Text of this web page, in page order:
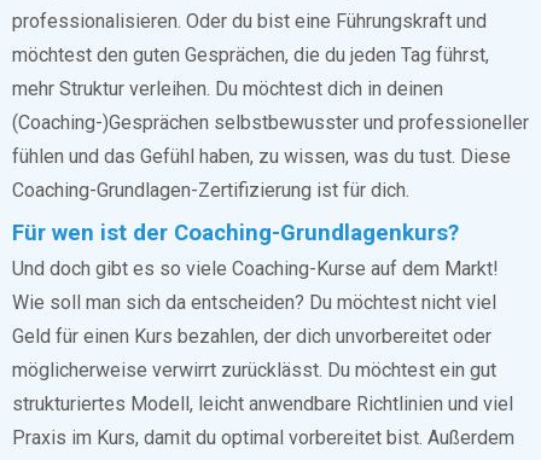
professionalisieren. Oder du bist eine Führungskraft und
möchtest den guten Gesprächen, die du jeden Tag führst,
mehr Struktur verleihen. Du möchtest dich in deinen
(Coaching-)Gesprächen selbstbewusster und professioneller
fühlen und das Gefühl haben, zu wissen, was du tust. Diese
Coaching-Grundlagen-Zertifizierung ist für dich.
Für wen ist der Coaching-Grundlagenkurs?
Und doch gibt es so viele Coaching-Kurse auf dem Markt!
Wie soll man sich da entscheiden? Du möchtest nicht viel
Geld für einen Kurs bezahlen, der dich unvorbereitet oder
möglicherweise verwirrt zurücklässt. Du möchtest ein gut
strukturiertes Modell, leicht anwendbare Richtlinien und viel
Praxis im Kurs, damit du optimal vorbereitet bist. Außerdem